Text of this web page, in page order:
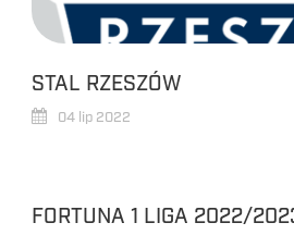
STAL RZESZÓW
04 lip 2022
FORTUNA 1 LIGA 2022/